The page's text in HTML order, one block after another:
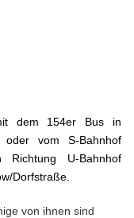
dem 154er Bus in
oder vom S-Bahnhof
U-Bahnhof
Dorfstraße.
von ihnen sind